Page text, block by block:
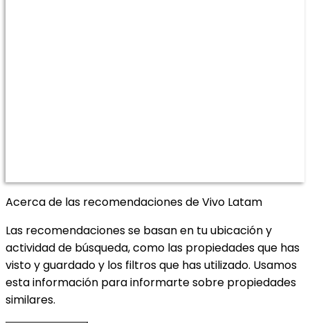
Acerca de las recomendaciones de Vivo Latam
Las recomendaciones se basan en tu ubicación y
actividad de búsqueda, como las propiedades que has
visto y guardado y los filtros que has utilizado. Usamos
esta información para informarte sobre propiedades
similares.